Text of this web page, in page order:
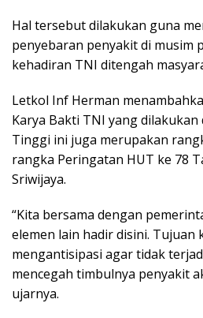
Hal tersebut dilakukan guna
penyebaran penyakit di musim
kehadiran TNI ditengah
Letkol Inf Herman
Karya Bakti TNI yang dilakukan
Tinggi ini juga merupakan
rangka Peringatan HUT ke 78
Sriwijaya.
“Kita bersama dengan
elemen lain hadir disini. Tujuan
mengantisipasi agar tidak
mencegah timbulnya penyakit
ujarnya.